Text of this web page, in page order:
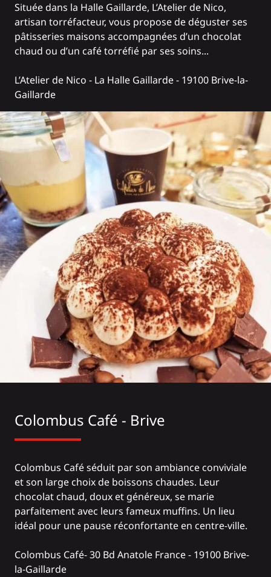
Située dans la Halle Gaillarde, L’Atelier de Nico,
artisan torréfacteur, vous propose de déguster ses
pâtisseries maisons accompagnées d’un chocolat
chaud ou d’un café torréfié par ses soins...
L’Atelier de Nico - La Halle Gaillarde - 19100 Brive-la-
Gaillarde
Colombus Café - Brive
Colombus Café séduit par son ambiance conviviale
et son large choix de boissons chaudes. Leur
chocolat chaud, doux et généreux, se marie
parfaitement avec leurs fameux muffins. Un lieu
idéal pour une pause réconfortante en centre-ville.
Colombus Café- 30 Bd Anatole France - 19100 Brive-
la-Gaillarde